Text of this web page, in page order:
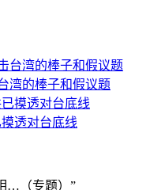
湾的棒子和假议题
透对台底线
…（专题）”